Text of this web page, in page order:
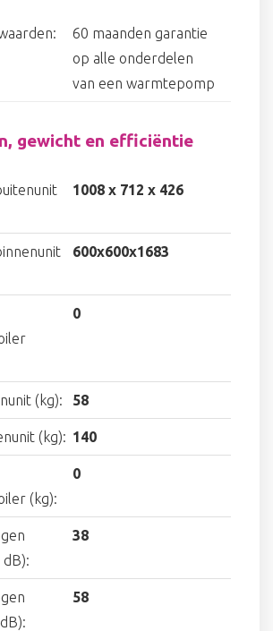
60 maanden garantie
op alle onderdelen
van een warmtepomp
gewicht en efficiëntie
1008 x 712 x 426
600x600x1683
0
(kg): 58
(kg): 140
(kg):
0
dB):
38
58